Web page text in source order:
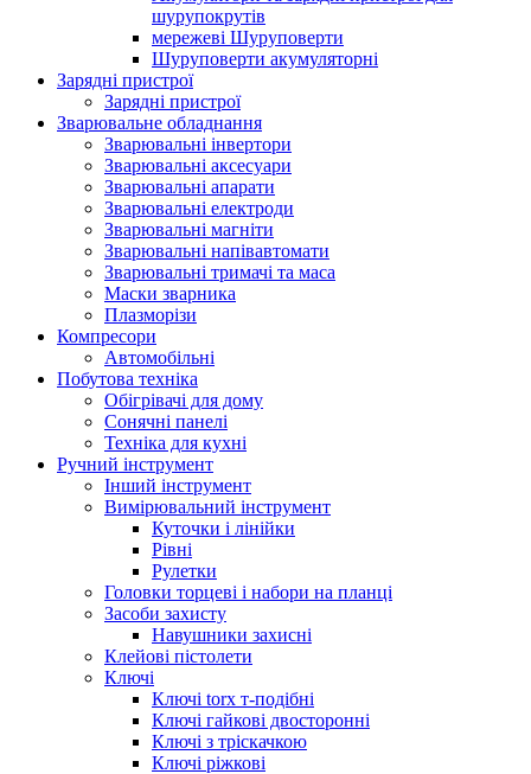
шурупокрутів
мережеві Шуруповерти
Шуруповерти акумуляторні
Зарядні пристрої
Зарядні пристрої
Зварювальне обладнання
Зварювальні інвертори
Зварювальні аксесуари
Зварювальні апарати
Зварювальні електроди
Зварювальні магніти
Зварювальні напівавтомати
Зварювальні тримачі та маса
Маски зварника
Плазморізи
Компресори
Автомобільні
Побутова техніка
Обігрівачі для дому
Сонячні панелі
Техніка для кухні
Ручний інструмент
Інший інструмент
Вимірювальний інструмент
Куточки і лінійки
Рівні
Рулетки
Головки торцеві і набори на планці
Засоби захисту
Навушники захисні
Клейові пістолети
Ключі
Ключі torx т-подібні
Ключі гайкові двосторонні
Ключі з тріскачкою
Ключі ріжкові